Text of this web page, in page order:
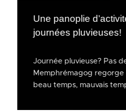
Une panoplie
journées pluvieuses!
Journée pluvieuse? Pas
Memphrémagog regorge
beau temps, mauvais